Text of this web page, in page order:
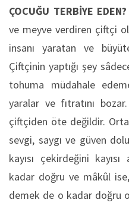
ÇOCUĞU TERBİYE EDEN?
ve meyve verdiren çiftçi
insanı yaratan ve
Çiftçinin yaptığı şey
tohuma müdahale
yaralar ve fıtratını
çiftçiden öte değildir.
sevgi, saygı ve güven
kayısı çekirdeğini
kadar doğru ve mâkûl
demek de o kadar doğru